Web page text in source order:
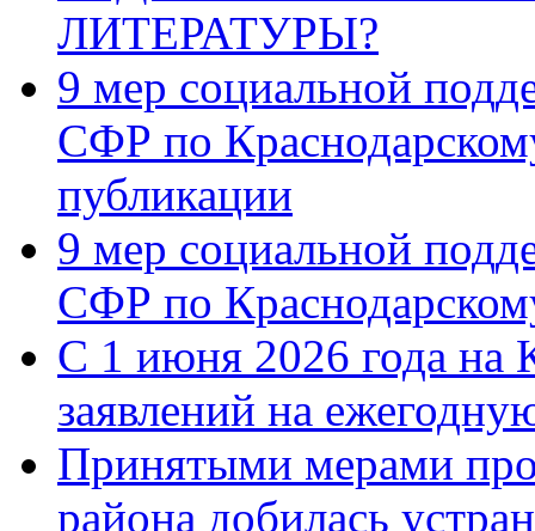
ЛИТЕРАТУРЫ?
9 мер социальной
СФР по
публикации
9 мер социальной
СФР по
С 1 июня 2026 года на
заявлений на
Принятыми мерами
района добилась